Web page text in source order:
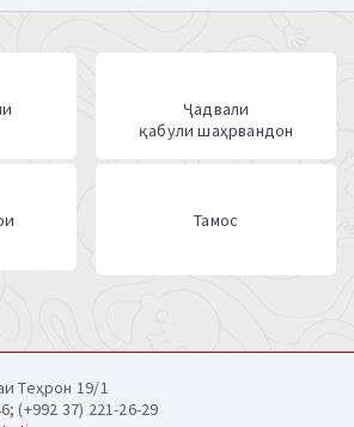
Ҷадвали
қабули шаҳрвандон
Тамос
Теҳрон 19/1
(+992 37) 221-26-29